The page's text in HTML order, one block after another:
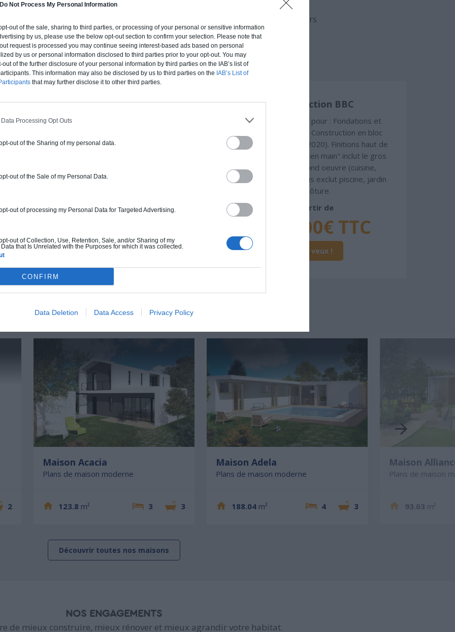
Do Not Process My Personal Information
out of the sale, sharing to third parties, or processing of your personal or sensitive information
by us, please use the below opt-out section to confirm your selection. Please note that
request is processed you may continue seeing interest-based ads based on personal
by us or personal information disclosed to third parties prior to your opt-out. You may
of the further disclosure of your personal information by third parties on the IAB’s list of
This information may also be disclosed by us to third parties on the IAB’s List of
that may further disclose it to other third parties.
Processing Opt Outs
opt-out of the Sharing of my personal data.
opt-out of the Sale of my Personal Data.
opt-out of processing my Personal Data for Targeted Advertising.
opt-out of Collection, Use, Retention, Sale, and/or Sharing of my
Data that Is Unrelated with the Purposes for which it was collected.
CONFIRM
Data Deletion Data Access Privacy Policy
un chiffrage estimatif pour la construction de cette maison en fonction du
type de livraison souhaité : auto-construction, clos couvert (hors d'eau, hors
d'air) ou clé en main.
Auto-construction Clos couvert Clé en main
Construction ossature bois
Chiffrage estimatif pour : Fondations et
ossature bois isolé. Finitions haut de
peinture, sols...), mais exclut piscine, jardin
À partir de
Je la veux !
Construction BBC
Chiffrage estimatif pour : Fondations et
normes standards. Construction en bloc
coffrant isolant (RT 2020). Finitions haut de
gamme. Le prix "clé en main" inclut le gros
oeuvre et le second oeuvre (cuisine,
peinture, sols...), mais exclut piscine, jardin
et clôture.
À partir de
333 000€ TTC
Je la veux !
2
Maison Acacia
Plans de maison moderne
123.8 m² 3 3
Maison Adela
Plans de maison moderne
188.04 m² 4 3
Maison
Plans de maison
93.03 m²
Découvrir toutes nos maisons
NOS ENGAGEMENTS
de mieux construire, mieux rénover et mieux agrandir votre habitat.